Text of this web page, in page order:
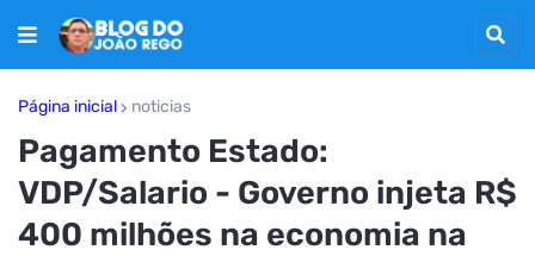
Página inicial noticias
Pagamento Estado:
VDP/Salario - Governo injeta R$
400 milhões na economia na